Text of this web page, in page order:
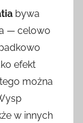
bywa
— celowo
efekt
można
w innych